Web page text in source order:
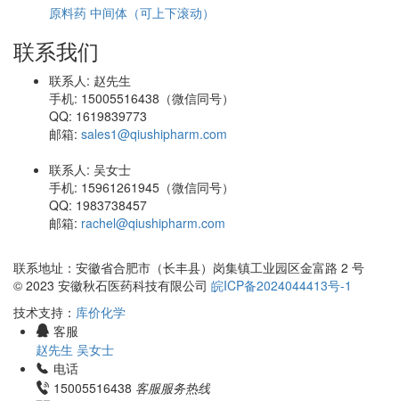
原料药 中间体（可上下滚动）
联系我们
联系人: 赵先生
手机: 15005516438（微信同号）
QQ: 1619839773
邮箱: sales1@qiushipharm.com
联系人: 吴女士
手机: 15961261945（微信同号）
QQ: 1983738457
邮箱: rachel@qiushipharm.com
联系地址：安徽省合肥市（长丰县）岗集镇工业园区金富路 2 号
© 2023 安徽秋石医药科技有限公司 皖ICP备2024044413号-1
技术支持： 库价化学
客服
赵先生 吴女士
电话
15005516438 客服服务热线